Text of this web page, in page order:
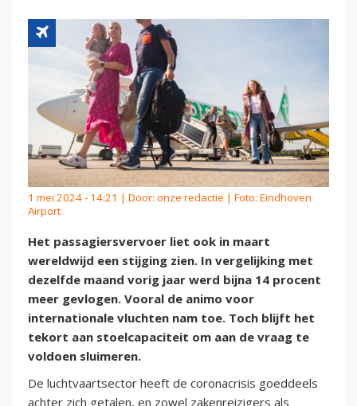
1 mei 2024 - 14:21 | Door: onze redactie | Foto: Eindhoven
Airport
Het passagiersvervoer liet ook in maart
wereldwijd een stijging zien. In vergelijking met
dezelfde maand vorig jaar werd bijna 14 procent
meer gevlogen. Vooral de animo voor
internationale vluchten nam toe. Toch blijft het
tekort aan stoelcapaciteit om aan de vraag te
voldoen sluimeren.
De luchtvaartsector heeft de coronacrisis goeddeels
achter zich getalen, en zowel zakenreizigers als